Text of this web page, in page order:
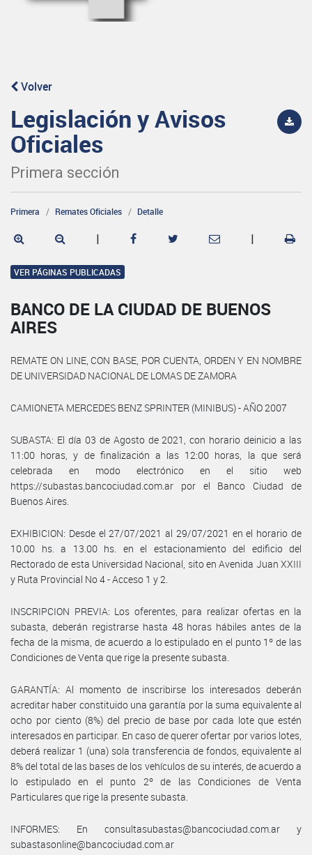
Volver
Legislación y Avisos
Oficiales
Primera sección
Primera Remates Oficiales Detalle
| |
VER PÁGINAS PUBLICADAS
BANCO DE LA CIUDAD DE BUENOS
AIRES
REMATE ON LINE, CON BASE, POR CUENTA, ORDEN Y EN NOMBRE
DE UNIVERSIDAD NACIONAL DE LOMAS DE ZAMORA
CAMIONETA MERCEDES BENZ SPRINTER (MINIBUS) - AÑO 2007
SUBASTA: El día 03 de Agosto de 2021, con horario deinicio a las
11:00 horas, y de finalización a las 12:00 horas, la que será
celebrada en modo electrónico en el sitio web
https://subastas.bancociudad.com.ar por el Banco Ciudad de
Buenos Aires.
EXHIBICION: Desde el 27/07/2021 al 29/07/2021 en el horario de
10.00 hs. a 13.00 hs. en el estacionamiento del edificio del
Rectorado de esta Universidad Nacional, sito en Avenida Juan XXIII
y Ruta Provincial No 4 - Acceso 1 y 2.
INSCRIPCION PREVIA: Los oferentes, para realizar ofertas en la
subasta, deberán registrarse hasta 48 horas hábiles antes de la
fecha de la misma, de acuerdo a lo estipulado en el punto 1º de las
Condiciones de Venta que rige la presente subasta.
GARANTÍA: Al momento de inscribirse los interesados deberán
acreditar haber constituido una garantía por la suma equivalente al
ocho por ciento (8%) del precio de base por cada lote que estén
interesados en participar. En caso de querer ofertar por varios lotes,
deberá realizar 1 (una) sola transferencia de fondos, equivalente al
8% del total de las bases de los vehículos de su interés, de acuerdo a
lo estipulado en el punto 2º de las Condiciones de Venta
Particulares que rige la presente subasta.
INFORMES: En consultasubastas@bancociudad.com.ar y
subastasonline@bancociudad.com.ar